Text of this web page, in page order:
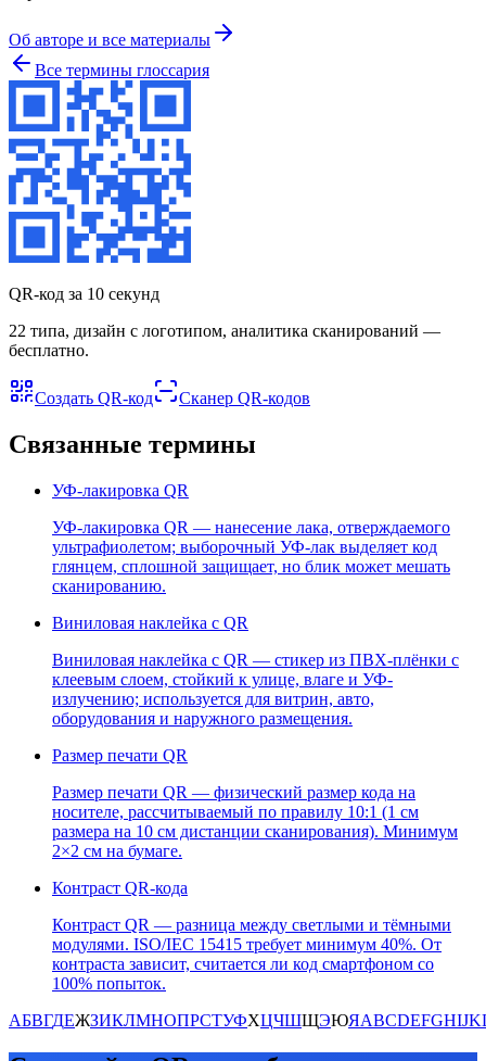
Об авторе и все материалы
Все термины глоссария
QR-код за 10 секунд
22 типа, дизайн с логотипом, аналитика сканирований —
бесплатно.
Создать QR-код Сканер QR-кодов
Связанные термины
УФ-лакировка QR
УФ-лакировка QR — нанесение лака, отверждаемого
ультрафиолетом; выборочный УФ-лак выделяет код
глянцем, сплошной защищает, но блик может мешать
сканированию.
Виниловая наклейка с QR
Виниловая наклейка с QR — стикер из ПВХ-плёнки с
клеевым слоем, стойкий к улице, влаге и УФ-
излучению; используется для витрин, авто,
оборудования и наружного размещения.
Размер печати QR
Размер печати QR — физический размер кода на
носителе, рассчитываемый по правилу 10:1 (1 см
размера на 10 см дистанции сканирования). Минимум
2×2 см на бумаге.
Контраст QR-кода
Контраст QR — разница между светлыми и тёмными
модулями. ISO/IEC 15415 требует минимум 40%. От
контраста зависит, считается ли код смартфоном со
100% попыток.
АБВГДЕЖЗИКЛМНОПРСТУФХЦЧШЩЭЮЯABCDEFGHIJK